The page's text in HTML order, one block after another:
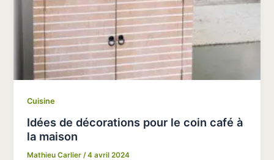
Cuisine
Idées de décorations pour le coin café à
la maison
Mathieu Carlier /4 avril 2024